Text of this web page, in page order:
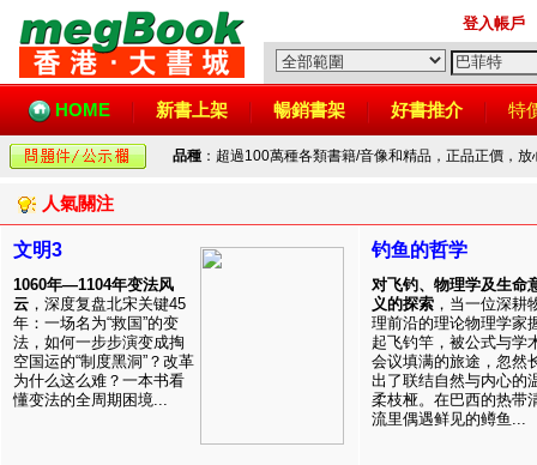
登入帳戶
HOME 新書上架 暢銷書架 好書推介 特
品種 ：超過100萬種各類書籍/音像和精品，正品正價，
人氣關注
文明3
1060年—1104年变法风
云 ，深度复盘北宋关键45
年：一场名为“救国”的变
法，如何一步步演变成掏
空国运的“制度黑洞”？改革
为什么这么难？一本书看
懂变法的全周期困境...
钓鱼的哲学
对飞钓、物理学及生命
义的探索 ，当一位深耕
理前沿的理论物理学家
起飞钓竿，被公式与学
会议填满的旅途，忽然
出了联结自然与内心的
柔枝桠。在巴西的热带
流里偶遇鲜见的鳟鱼...